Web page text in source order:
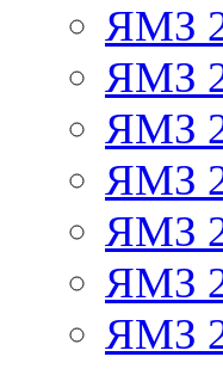
ЯМЗ
ЯМЗ
ЯМЗ
ЯМЗ
ЯМЗ
ЯМЗ
ЯМЗ